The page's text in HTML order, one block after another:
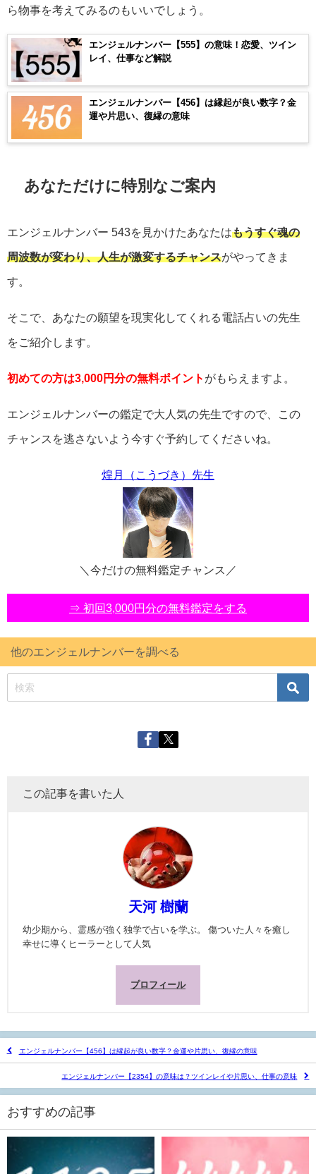
ら物事を考えてみるのもいいでしょう。
エンジェルナンバー【555】の意味！恋愛、ツイン
レイ、仕事など解説
エンジェルナンバー【456】は縁起が良い数字？金
運や片思い、復縁の意味
あなただけに特別なご案内
エンジェルナンバー 543を見かけたあなたはもうすぐ魂の
周波数が変わり、人生が激変するチャンスがやってきま
す。
そこで、あなたの願望を現実化してくれる電話占いの先生
をご紹介します。
初めての方は3,000円分の無料ポイント がもらえますよ。
エンジェルナンバーの鑑定で大人気の先生ですので、この
チャンスを逃さないよう今すぐ予約してくださいね。
煌月（こうづき）先生
＼今だけの無料鑑定チャンス／
⇒ 初回3,000円分の無料鑑定をする
他のエンジェルナンバーを調べる
この記事を書いた人
天河 樹蘭
幼少期から、霊感が強く独学で占いを学ぶ。 傷ついた人々を癒し
幸せに導くヒーラーとして人気
プロフィール
エンジェルナンバー【456】は縁起が良い数字？金運や片思い、復縁の意味
エンジェルナンバー【2354】の意味は？ツインレイや片思い、仕事の意味
おすすめの記事